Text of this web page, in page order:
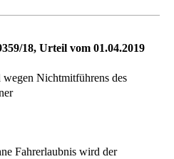
18, Urteil vom 01.04.2019
Nichtmitführens des
Fahrerlaubnis wird der